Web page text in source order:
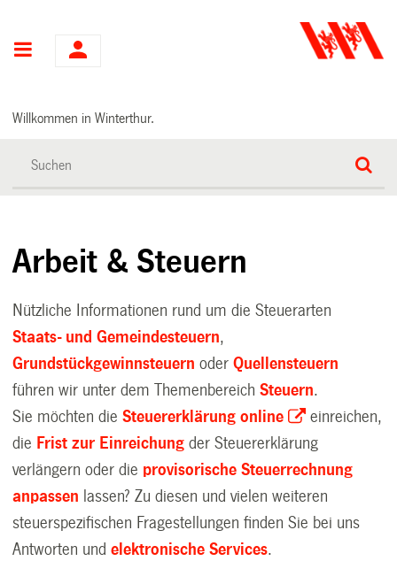
Hauptnavigation
Willkommen in Winterthur.
Arbeit & Steuern
Nützliche Informationen rund um die Steuerarten
Staats- und Gemeindesteuern,
GrundstückgewinnsteuernoderQuellensteuern
führen wir unter dem ThemenbereichSteuern.
Sie möchten dieSteuererklärung online
einreichen,
die Frist zur Einreichung der Steuererklärung
verlängern oder die provisorische Steuerrechnung
anpassen lassen? Zu diesen und vielen weiteren
steuerspezifischen Fragestellungen finden Sie bei uns
Antworten undelektronische Services.